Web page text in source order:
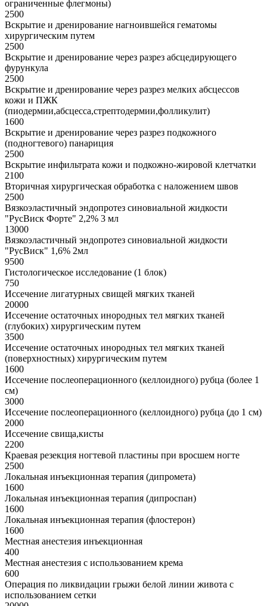
ограниченные флегмоны)
2500
Вскрытие и дренирование нагноившейся гематомы
хирургическим путем
2500
Вскрытие и дренирование через разрез абсцедирующего
фурункула
2500
Вскрытие и дренирование через разрез мелких абсцессов
кожи и ПЖК
(пиодермии,абсцесса,стрептодермии,фолликулит)
1600
Вскрытие и дренирование через разрез подкожного
(подногтевого) панариция
2500
Вскрытие инфильтрата кожи и подкожно-жировой клетчатки
2100
Вторичная хирургическая обработка с наложением швов
2500
Вязкоэластичный эндопротез синовиальной жидкости
"РусВиск Форте" 2,2% 3 мл
13000
Вязкоэластичный эндопротез синовиальной жидкости
"РусВиск" 1,6% 2мл
9500
Гистологическое исследование (1 блок)
750
Иссечение лигатурных свищей мягких тканей
20000
Иссечение остаточных инородных тел мягких тканей
(глубоких) хирургическим путем
3500
Иссечение остаточных инородных тел мягких тканей
(поверхностных) хирургическим путем
1600
Иссечение послеоперационного (келлоидного) рубца (более 1
см)
3000
Иссечение послеоперационного (келлоидного) рубца (до 1 см)
2000
Иссечение свища,кисты
2200
Краевая резекция ногтевой пластины при вросшем ногте
2500
Локальная инъекционная терапия (дипромета)
1600
Локальная инъекционная терапия (дипроспан)
1600
Локальная инъекционная терапия (флостерон)
1600
Местная анестезия инъекционная
400
Местная анестезия с использованием крема
600
Операция по ликвидации грыжи белой линии живота с
использованием сетки